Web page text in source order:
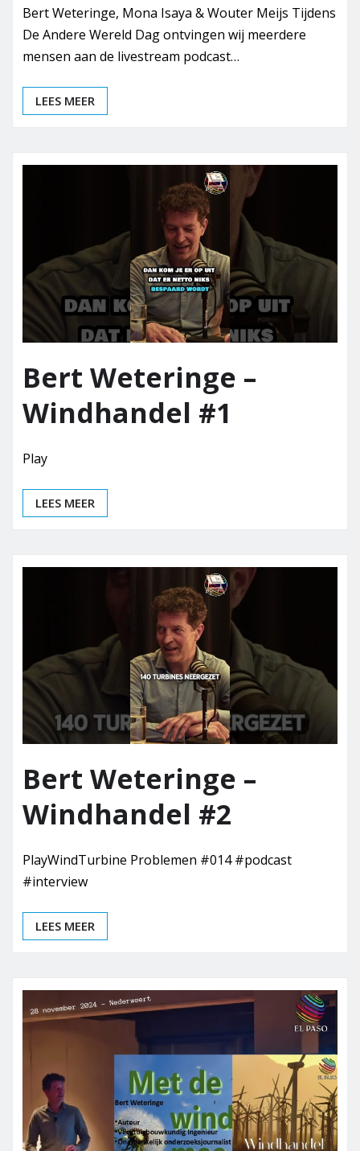
Bert Weteringe, Mona Isaya & Wouter Meijs Tijdens
De Andere Wereld Dag ontvingen wij meerdere
mensen aan de livestream podcast…
LEES MEER
Bert Weteringe –
Windhandel #1
Play
LEES MEER
Bert Weteringe –
Windhandel #2
PlayWindTurbine Problemen #014 #podcast
#interview
LEES MEER